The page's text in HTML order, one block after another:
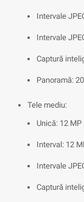
Intervale
Intervale
Captură
Panoramă:
Tele mediu:
Unică: 12
Interval: 12
Intervale
Captură